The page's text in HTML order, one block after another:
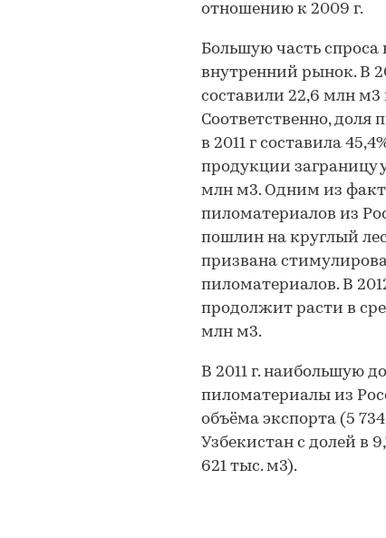
отношению к 2009 г.
Большую часть
внутренний рынок. В
составили 22,6 млн м3
Соответственно, доля
в 2011 г составила
продукции заграницу
млн м3. Одним из
пиломатериалов из
пошлин на круглый
призвана
пиломатериалов. В
продолжит расти в
млн м3.
В 2011 г. наибольшую
пиломатериалы из
объёма экспорта (5
Узбекистан с долей в
621 тыс. м3).